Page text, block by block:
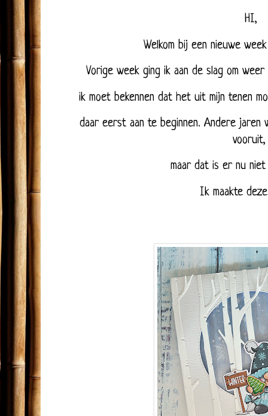
HI,
Welkom bij een nieuwe
Vorige week ging ik aan de slag om
ik moet bekennen dat het uit mijn tenen
daar eerst aan te beginnen. Andere
maar dat is er nu niet
Ik maakte